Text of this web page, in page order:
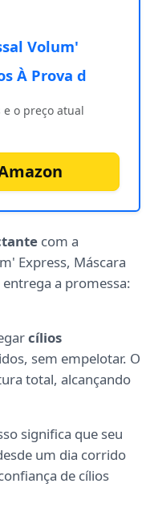
Volum'
À Prova d
o preço atual
com a
Express, Máscara
a promessa:
cílios
sem empelotar. O
total, alcançando
significa que seu
um dia corrido
de cílios